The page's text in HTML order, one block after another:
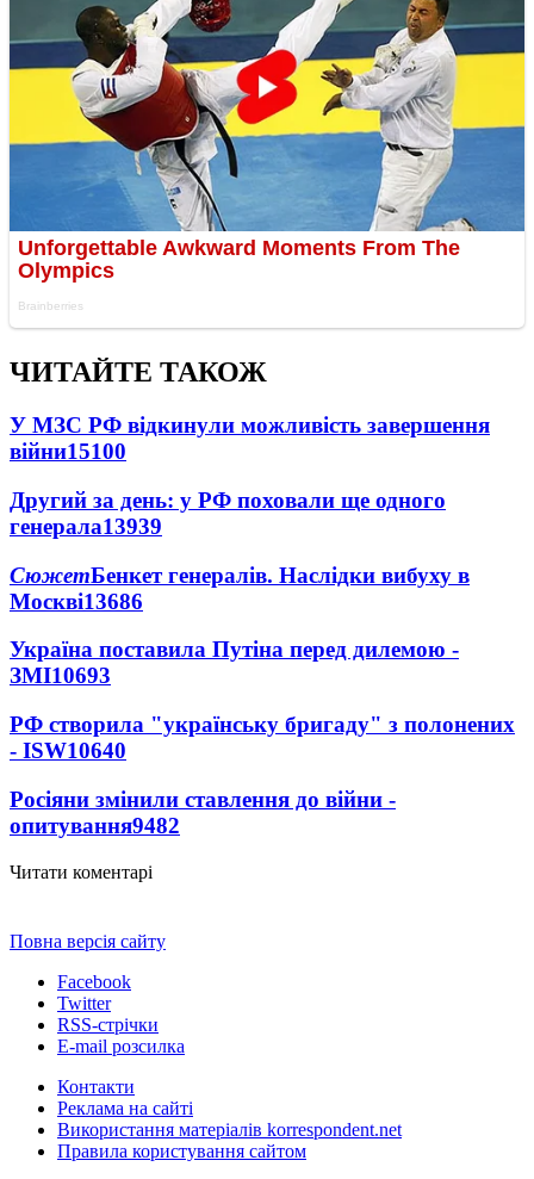
ЧИТАЙТЕ ТАКОЖ
У МЗС РФ відкинули можливість завершення
війни15100
Другий за день: у РФ поховали ще одного
генерала13939
СюжетБенкет генералів. Наслідки вибуху в
Москві13686
Україна поставила Путіна перед дилемою -
ЗМІ10693
РФ створила "українську бригаду" з полонених
- ISW10640
Росіяни змінили ставлення до війни -
опитування9482
Читати коментарі
Повна версія сайту
Facebook
Twitter
RSS-стрічки
E-mail розсилка
Контакти
Реклама на сайті
Використання матеріалів korrespondent.net
Правила користування сайтом